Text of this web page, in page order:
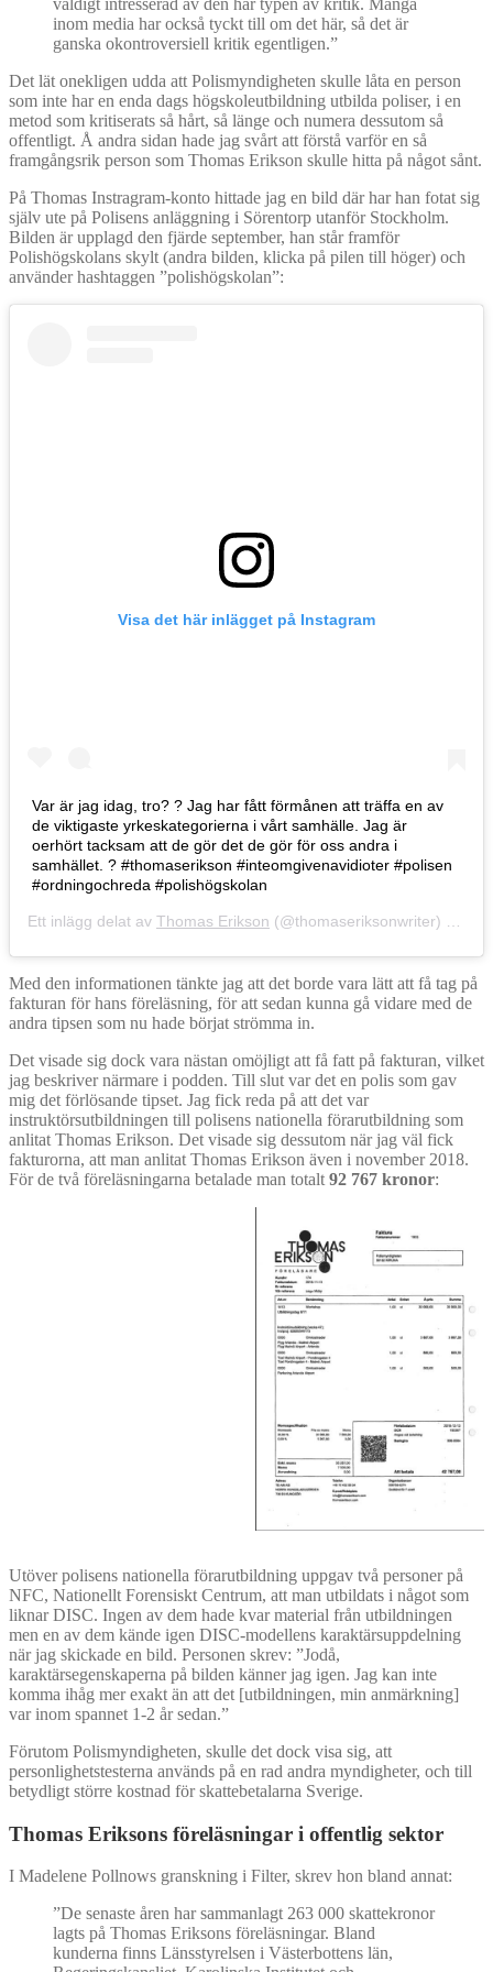
väldigt intresserad av den här typen av kritik. Många
inom media har också tyckt till om det här, så det är
ganska okontroversiell kritik egentligen.”
Det lät onekligen udda att Polismyndigheten skulle låta en person
som inte har en enda dags högskoleutbildning utbilda poliser, i en
metod som kritiserats så hårt, så länge och numera dessutom så
offentligt. Å andra sidan hade jag svårt att förstå varför en så
framgångsrik person som Thomas Erikson skulle hitta på något sånt.
På Thomas Instragram-konto hittade jag en bild där har han fotat sig
själv ute på Polisens anläggning i Sörentorp utanför Stockholm.
Bilden är upplagd den fjärde september, han står framför
Polishögskolans skylt (andra bilden, klicka på pilen till höger) och
använder hashtaggen ”polishögskolan”:
Visa det här inlägget på Instagram
Var är jag idag, tro? ? Jag har fått förmånen att träffa en av
de viktigaste yrkeskategorierna i vårt samhälle. Jag är
oerhört tacksam att de gör det de gör för oss andra i
samhället. ? #thomaserikson #inteomgivenavidioter #polisen
#ordningochreda #polishögskolan
Ett inlägg delat av Thomas Erikson (@thomaseriksonwriter) 4 Sep
Med den informationen tänkte jag att det borde vara lätt att få tag på
fakturan för hans föreläsning, för att sedan kunna gå vidare med de
andra tipsen som nu hade börjat strömma in.
Det visade sig dock vara nästan omöjligt att få fatt på fakturan, vilket
jag beskriver närmare i podden. Till slut var det en polis som gav
mig det förlösande tipset. Jag fick reda på att det var
instruktörsutbildningen till polisens nationella förarutbildning som
anlitat Thomas Erikson. Det visade sig dessutom när jag väl fick
fakturorna, att man anlitat Thomas Erikson även i november 2018.
För de två föreläsningarna betalade man totalt 92 767 kronor:
Utöver polisens nationella förarutbildning uppgav två personer på
NFC, Nationellt Forensiskt Centrum, att man utbildats i något som
liknar DISC. Ingen av dem hade kvar material från utbildningen
men en av dem kände igen DISC-modellens karaktärsuppdelning
när jag skickade en bild. Personen skrev: ”Jodå,
karaktärsegenskaperna på bilden känner jag igen. Jag kan inte
komma ihåg mer exakt än att det [utbildningen, min anmärkning]
var inom spannet 1-2 år sedan.”
Förutom Polismyndigheten, skulle det dock visa sig, att
personlighetstesterna används på en rad andra myndigheter, och till
betydligt större kostnad för skattebetalarna Sverige.
Thomas Eriksons föreläsningar i offentlig sektor
I Madelene Pollnows granskning i Filter, skrev hon bland annat:
”De senaste åren har sammanlagt 263 000 skattekronor
lagts på Thomas Eriksons föreläsningar. Bland
kunderna finns Länsstyrelsen i Västerbottens län,